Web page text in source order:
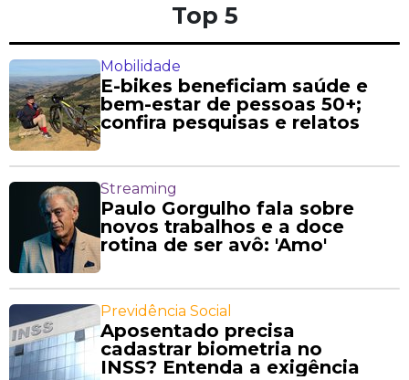
Top 5
Mobilidade
E-bikes beneficiam saúde e
bem-estar de pessoas 50+;
confira pesquisas e relatos
Streaming
Paulo Gorgulho fala sobre
novos trabalhos e a doce
rotina de ser avô: 'Amo'
Previdência Social
Aposentado precisa
cadastrar biometria no
INSS? Entenda a exigência